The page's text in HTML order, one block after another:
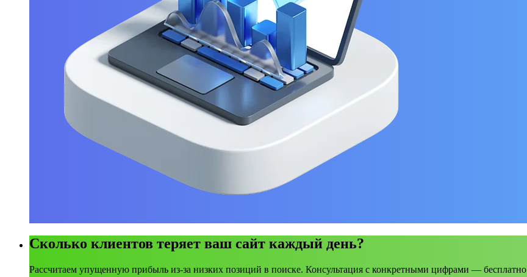
Сколько клиентов теряет ваш сайт каждый день?
Рассчитаем упущенную прибыль из-за низких позиций в поиске. Консультация с конкретными цифрами — бесплатно